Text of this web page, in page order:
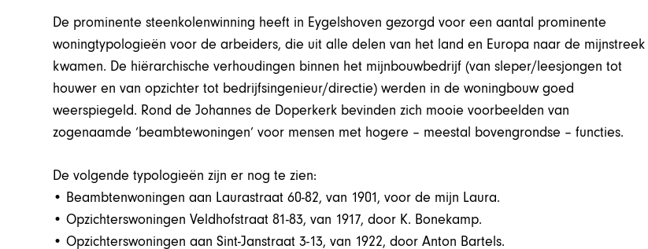
De prominente steenkolenwinning heeft in Eygelshoven gezorgd voor een aantal prominente
woningtypologieën voor de arbeiders, die uit alle delen van het land en Europa naar de mijnstreek
kwamen. De hiërarchische verhoudingen binnen het mijnbouwbedrijf (van sleper/leesjongen tot
houwer en van opzichter tot bedrijfsingenieur/directie) werden in de woningbouw goed
weerspiegeld. Rond de Johannes de Doperkerk bevinden zich mooie voorbeelden van
zogenaamde ‘beambtewoningen’ voor mensen met hogere – meestal bovengrondse – functies.
De volgende typologieën zijn er nog te zien:
• Beambtenwoningen aan Laurastraat 60-82, van 1901, voor de mijn Laura.
• Opzichterswoningen Veldhofstraat 81-83, van 1917, door K. Bonekamp.
• Opzichterswoningen aan Sint-Janstraat 3-13, van 1922, door Anton Bartels.